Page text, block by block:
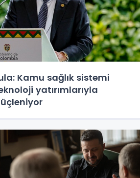
Kamu sağlık sistemi
yatırımlarıyla